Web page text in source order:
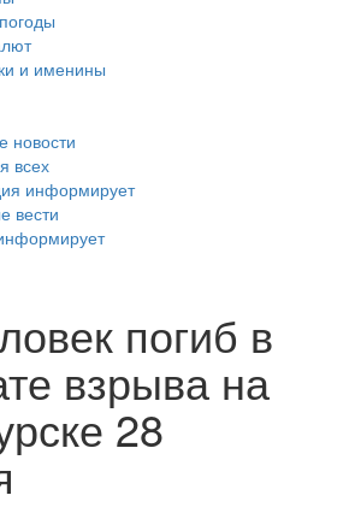
и именины
новости
всех
информирует
вести
погиб в
взрыва на
28